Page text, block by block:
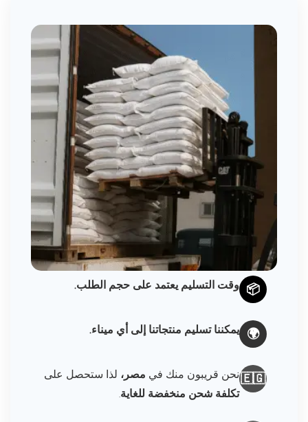
📦 وقت التسليم يعتمد على حجم الطلب.
🌍 يمكننا تسليم منتجاتنا إلى أي ميناء.
🇪🇬نحن قريبون منك في مصر، لذا ستحصل على
تكلفة شحن منخفضة للغاية